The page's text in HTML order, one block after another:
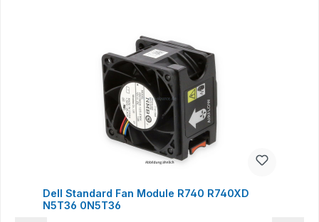
Dell Standard Fan Module R740 R740XD
N5T36 0N5T36